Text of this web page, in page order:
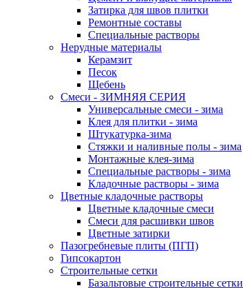
Затирка для швов плитки
Ремонтные составы
Специальные растворы
Нерудные материалы
Керамзит
Песок
Щебень
Смеси - ЗИМНЯЯ СЕРИЯ
Универсальные смеси - зима
Клея для плитки - зима
Штукатурка-зима
Стяжки и наливные полы - зима
Монтажные клея-зима
Специальные растворы - зима
Кладочные растворы - зима
Цветные кладочные растворы
Цветные кладочные смеси
Cмеси для расшивки швов
Цветные затирки
Пазогребневые плиты (ПГП)
Гипсокартон
Строительные сетки
Базальтовые строительные сетки